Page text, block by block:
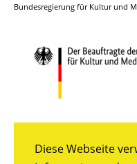
Diese Webseite
Bundesregierung für Kultur und